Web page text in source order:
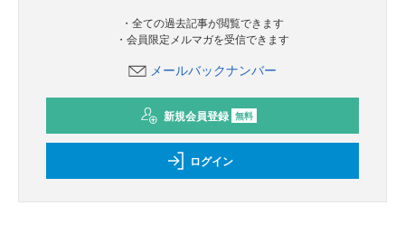
・全ての過去記事が閲覧できます
・会員限定メルマガを受信できます
メールバックナンバー
新規会員登録 無料
ログイン